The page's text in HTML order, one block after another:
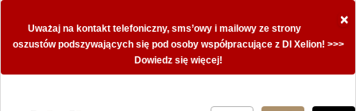
×
Uważaj na kontakt telefoniczny, sms’owy i mailowy ze strony
oszustów podszywających się pod osoby współpracujące z DI Xelion! >>>
Dowiedz się więcej!